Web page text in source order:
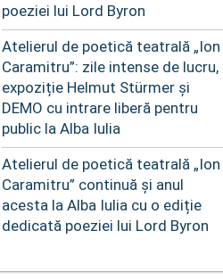
poeziei lui Lord Byron
Atelierul de poetică teatrală „Ion
Caramitru”: zile intense de lucru,
expoziție Helmut Stürmer și
DEMO cu intrare liberă pentru
public la Alba Iulia
Atelierul de poetică teatrală „Ion
Caramitru” continuă și anul
acesta la Alba Iulia cu o ediție
dedicată poeziei lui Lord Byron